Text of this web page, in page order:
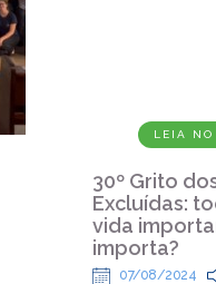
LEIA NO
30º Grito
Excluídas:
vida
importa?
07/08/2024